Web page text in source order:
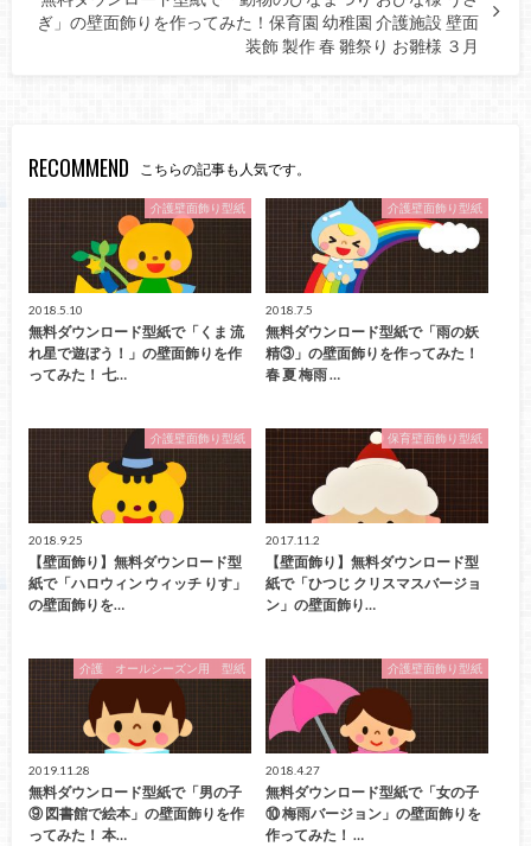
ぎ」の壁面飾りを作ってみた！保育園 幼稚園 介護施設 壁面
装飾 製作 春 雛祭り お雛様 ３月
RECOMMEND こちらの記事も人気です。
介護壁面飾り型紙
2018.5.10
無料ダウンロード型紙で「くま 流
れ星で遊ぼう！」の壁面飾りを作
ってみた！ 七…
介護壁面飾り型紙
2018.7.5
無料ダウンロード型紙で「雨の妖
精③」の壁面飾りを作ってみた！
春 夏 梅雨 …
介護壁面飾り型紙
2018.9.25
【壁面飾り】無料ダウンロード型
紙で「ハロウィン ウィッチ りす」
の壁面飾りを…
保育壁面飾り型紙
2017.11.2
【壁面飾り】無料ダウンロード型
紙で「ひつじ クリスマスバージョ
ン」の壁面飾り…
介護 オールシーズン用 型紙
2019.11.28
無料ダウンロード型紙で「男の子
⑨ 図書館で絵本」の壁面飾りを作
ってみた！ 本…
介護壁面飾り型紙
2018.4.27
無料ダウンロード型紙で「女の子
⑩ 梅雨バージョン」の壁面飾りを
作ってみた！ …